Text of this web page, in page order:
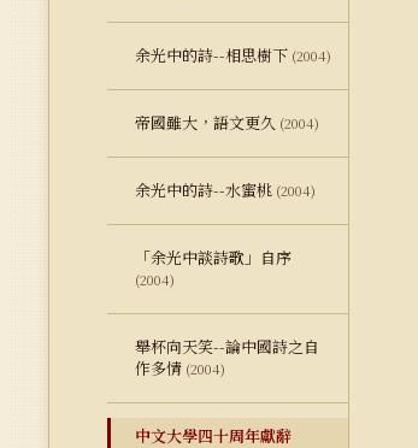
余光中的詩--相思樹下 (2004)
帝國雖大，語文更久 (2004)
余光中的詩--水蜜桃 (2004)
「余光中談詩歌」自序
(2004)
舉杯向天笑--論中國詩之自
作多情 (2004)
中文大學四十周年獻辭